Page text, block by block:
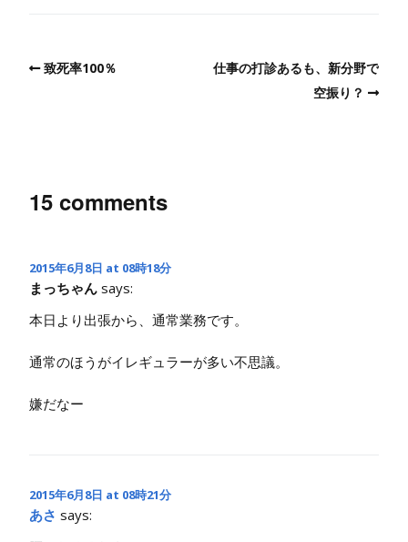
致死率100％
仕事の打診あるも、新分野で
空振り？
15 comments
2015年6月8日 at 08時18分
まっちゃん says:
本日より出張から、通常業務です。
通常のほうがイレギュラーが多い不思議。
嫌だなー
2015年6月8日 at 08時21分
あさ says: